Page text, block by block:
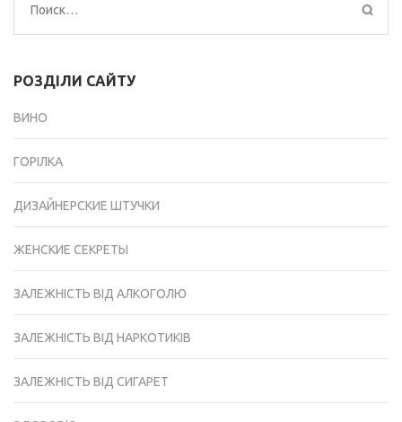
Найти:
РОЗДІЛИ САЙТУ
ВИНО
ГОРІЛКА
ДИЗАЙНЕРСКИЕ ШТУЧКИ
ЖЕНСКИЕ СЕКРЕТЫ
ЗАЛЕЖНІСТЬ ВІД АЛКОГОЛЮ
ЗАЛЕЖНІСТЬ ВІД НАРКОТИКІВ
ЗАЛЕЖНІСТЬ ВІД СИГАРЕТ